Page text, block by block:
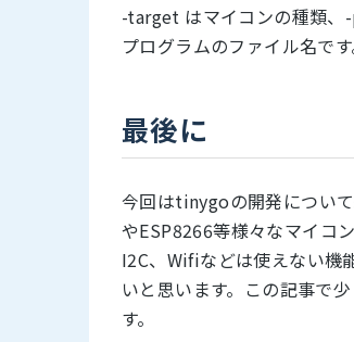
-target はマイコンの種類
プログラムのファイル名で
最後に
今回はtinygoの開発につい
やESP8266等様々なマイコ
I2C、Wifiなどは使えない機
いと思います。この記事で
す。